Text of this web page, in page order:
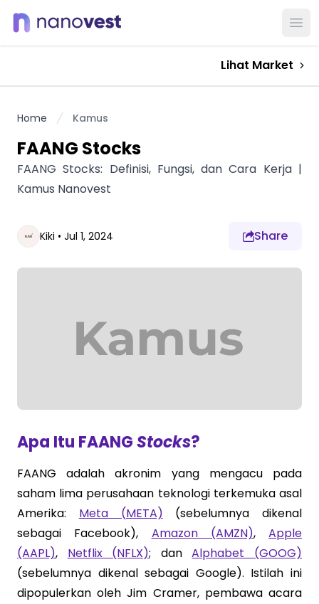
Lihat Market
Home Kamus
FAANG Stocks
FAANG Stocks: Definisi, Fungsi, dan Cara Kerja |
Kamus Nanovest
Kiki • Jul 1, 2024 Share
Apa Itu FAANGStocks?
FAANG adalah akronim yang mengacu pada
saham lima perusahaan teknologi terkemuka asal
Amerika: Meta (META) (sebelumnya dikenal
sebagai Facebook), Amazon (AMZN), Apple
(AAPL), Netflix (NFLX); danAlphabet (GOOG)
(sebelumnya dikenal sebagai Google). Istilah ini
dipopulerkan oleh Jim Cramer, pembawa acara